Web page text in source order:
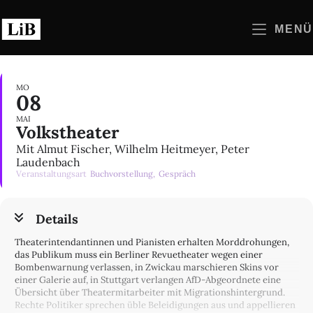
Inhalt
springen
MENÜ
MO
08
MAI
Volkstheater
Mit Almut Fischer, Wilhelm Heitmeyer, Peter
Laudenbach
Veranstaltungsart Buchvorstellung, Gespräch
Details
Theaterintendantinnen und Pianisten erhalten Morddrohungen,
das Publikum muss ein Berliner Revuetheater wegen einer
Bombenwarnung verlassen, in Zwickau marschieren Skins vor
einer Galerie auf, in Stuttgart verlangen AfD-Abgeordnete eine
Übersicht über Theatermitarbeiter mit Migrationshintergrund.
Rechte Politiker sprechen üble Beleidigungen aus und appellieren